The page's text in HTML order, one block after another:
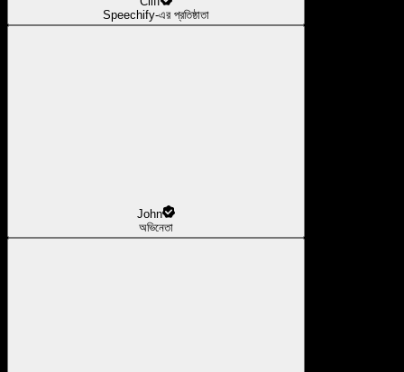
Speechify-এর প্রতিষ্ঠাতা
John
অভিনেতা